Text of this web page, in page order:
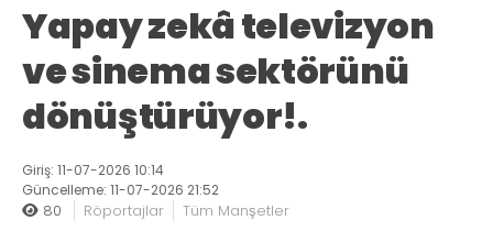
Yapay zekâ televizyon
ve sinema sektörünü
dönüştürüyor!.
Giriş: 11-07-2026 10:14
Güncelleme: 11-07-2026 21:52
80 Röportajlar Tüm Manşetler